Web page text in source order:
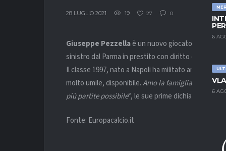
6
6
28 LUGLIO 2021 19 27 0
Giuseppe Pezzellaè un nuovo giocatore dell’
sinistro dal Parma in prestito con diritto di opzione
Il classe 1997, nato a Napoli ha militato anche con
molto umile, disponibile.Amo la famiglia e il
più partite possibile“, le sue prime dichiarazioni al
Fonte: Europacalcio.it